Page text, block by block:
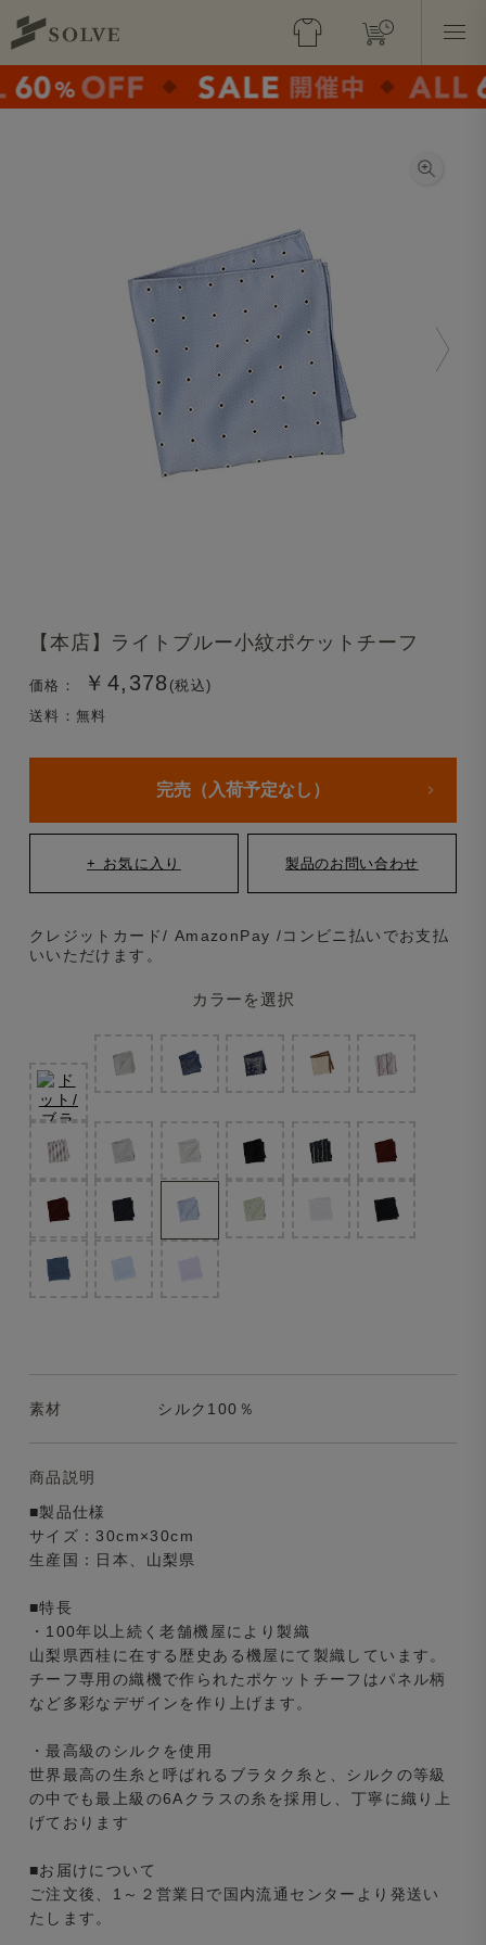
【本店】ライトブルー小紋ポケットチーフ
価格： ￥4,378 (税込)
送料：無料
カラーを選択
完売（入荷予定なし）
クレジットカード/ AmazonPay /コンビニ払いでお支払
いいただけます。
素材 シルク100％
商品説明
■製品仕様
サイズ：30cm×30cm
生産国：日本、山梨県
■特長
・100年以上続く老舗機屋により製織
山梨県西桂に在する歴史ある機屋にて製織しています。
チーフ専用の織機で作られたポケットチーフはパネル柄
など多彩なデザインを作り上げます。
・最高級のシルクを使用
世界最高の生糸と呼ばれるブラタク糸と、シルクの等級
の中でも最上級の6Aクラスの糸を採用し、丁寧に織り上
げております
■お届けについて
ご注文後、1～２営業日で国内流通センターより発送い
たします。